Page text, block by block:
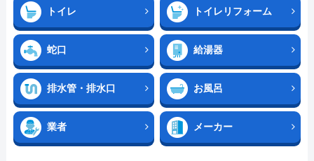
トイレ トイレリフォーム
蛇口 給湯器
排水管・排水口 お風呂
業者 メーカー